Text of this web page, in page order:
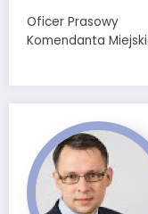
Oficer Prasowy
Komendanta